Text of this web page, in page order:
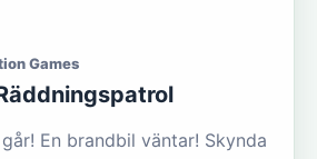
Games
En brandbil väntar! Skynda